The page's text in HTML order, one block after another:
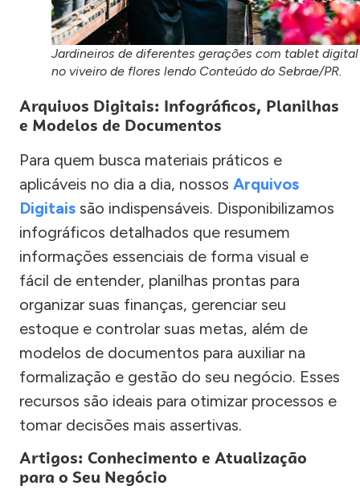
Jardineiros de diferentes gerações com tablet digital
no viveiro de flores lendo Conteúdo do Sebrae/PR.
Arquivos Digitais: Infográficos, Planilhas
e Modelos de Documentos
Para quem busca materiais práticos e
aplicáveis no dia a dia, nossos Arquivos
Digitais são indispensáveis. Disponibilizamos
infográficos detalhados que resumem
informações essenciais de forma visual e
fácil de entender, planilhas prontas para
organizar suas finanças, gerenciar seu
estoque e controlar suas metas, além de
modelos de documentos para auxiliar na
formalização e gestão do seu negócio. Esses
recursos são ideais para otimizar processos e
tomar decisões mais assertivas.
Artigos: Conhecimento e Atualização
para o Seu Negócio